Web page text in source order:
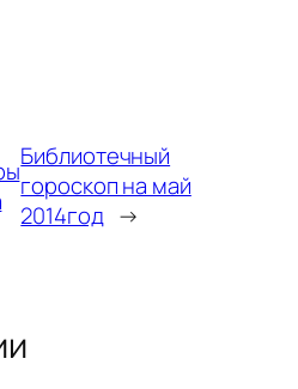
Библиотечный
гороскоп на май
2014год →